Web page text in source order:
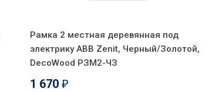
Рамка 2 местная деревянная под
электрику ABB Zenit, Черный/Золотой,
DecoWood РЗМ2-ЧЗ
1 670 ₽